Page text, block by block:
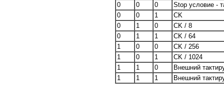
0
0 0
Stop условие -
0
0 1
CK
0
1 0
CK / 8
0
1 1
CK / 64
1
0 0
CK / 256
1
0 1
CK / 1024
1
1 0
Внешний
1
1 1 Внешний